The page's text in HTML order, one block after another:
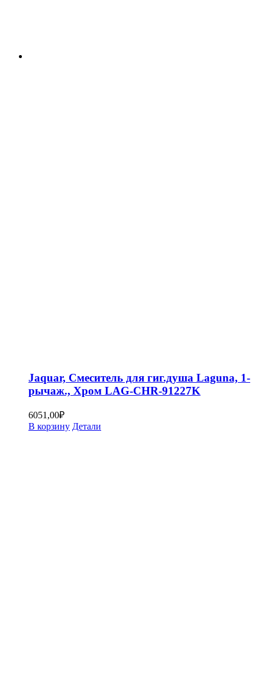
Jaquar, Смеситель для гиг.душа Laguna, 1-
рычаж., Хром LAG-CHR-91227K
6051,00₽
В корзину Детали